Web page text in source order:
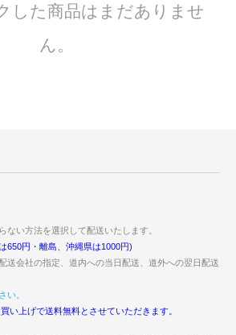
した商品はまだありませ
ん。
ない方法を選択して配送いたします。
円・離島、沖縄県は1000円)
送会社の指定、道内への当日配送、道外への翌日配送
い。
い上げで送料無料とさせていただきます。